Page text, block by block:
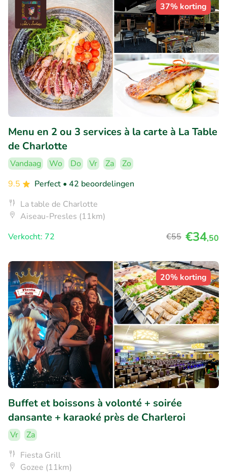
37% korting
Menu en 2 ou 3 services à la carte à La Table
de Charlotte
Vandaag Wo Do Vr Za
Zo
9.5
Perfect • 42 beoordelingen
La table de Charlotte
Aiseau-Presles (11km)
Verkocht: 72
€55 €34,50
20% korting
Buffet et boissons à volonté + soirée
dansante + karaoké près de Charleroi
Vr
Za
Fiesta Grill
Gozee (11km)